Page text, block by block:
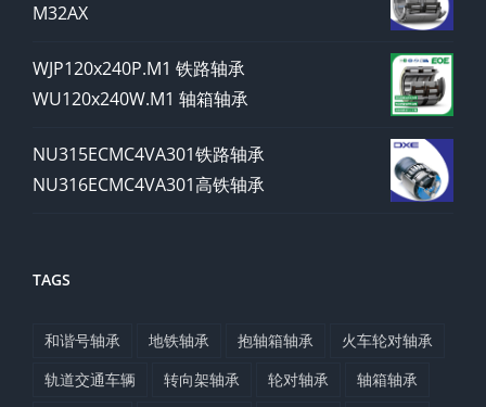
M32AX
WJP120x240P.M1 铁路轴承
WU120x240W.M1 轴箱轴承
NU315ECMC4VA301铁路轴承
NU316ECMC4VA301高铁轴承
TAGS
和谐号轴承 地铁轴承 抱轴箱轴承
火车轮对轴承
轨道交通车辆
转向架轴承 轮对轴承
轴箱轴承